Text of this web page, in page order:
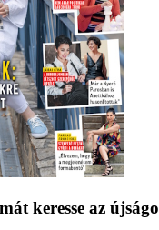
keresse az